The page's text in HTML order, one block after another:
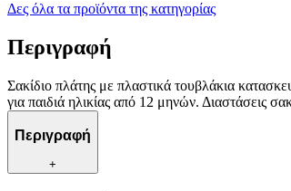
Δες όλα τα προϊόντα της κατηγορίας
Περιγραφή
Σακίδιο πλάτης με πλαστικά τουβλάκια
για παιδιά ηλικίας από 12 μηνών.
Περιγραφή
+